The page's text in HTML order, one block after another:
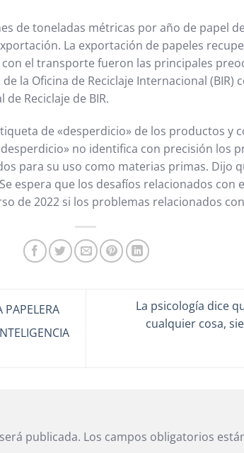
de toneladas métricas por año de papel
La exportación de papeles
el transporte fueron las principales
la Oficina de Reciclaje Internacional (BIR)
Reciclaje de BIR.
de «desperdicio» de los productos y
no identifica con precisión los
para su uso como materias primas. Dijo
espera que los desafíos relacionados
de 2022 si los problemas relacionados
La psicología dice
cualquier cosa,
publicada. Los campos obligatorios